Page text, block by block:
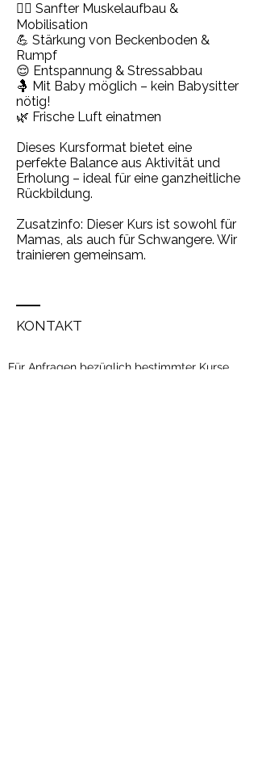
🧘‍♀️ Sanfter Muskelaufbau &
Mobilisation
💪 Stärkung von Beckenboden &
Rumpf
😌 Entspannung & Stressabbau
🤱 Mit Baby möglich – kein Babysitter
nötig!
🌿 Frische Luft einatmen
Dieses Kursformat bietet eine
perfekte Balance aus Aktivität und
Erholung – ideal für eine ganzheitliche
Rückbildung.
Zusatzinfo: Dieser Kurs ist sowohl für
Mamas, als auch für Schwangere. Wir
trainieren gemeinsam.
KONTAKT
Für Anfragen bezüglich bestimmter Kurse,